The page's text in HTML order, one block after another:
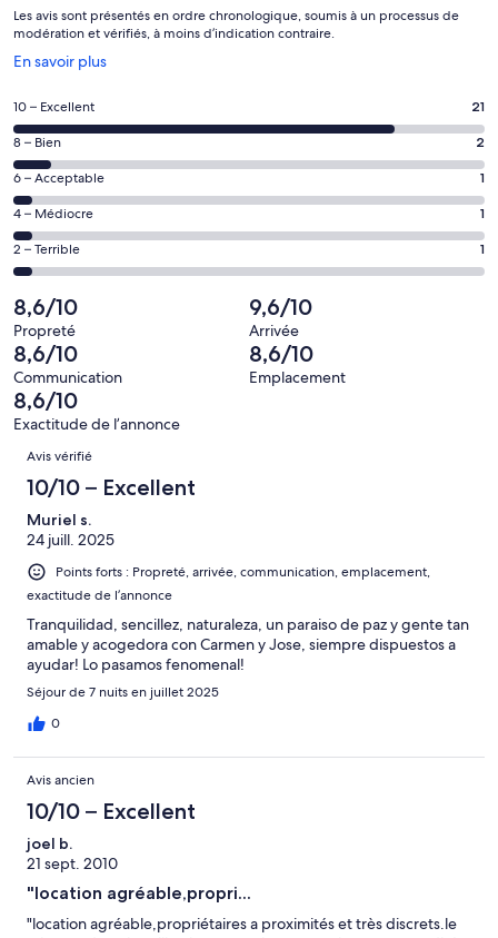
Les avis sont présentés en ordre chronologique, soumis à un processus de
modération et vérifiés, à moins d’indication contraire.
En savoir plus
S’ouvre
une
nouvelle
fenêtre
Note
de 10
–
Excellent,
d’après
21 avis
sur 26.
10 – Excellent 21
Note
de 8
–
Bien,
d’après
2 avis
8 – Bien 2
Note
de 6
–
Acceptable,
d’après
1 avis
sur 26.
6 – Acceptable 1
Note
de 4
–
d’après
1 avis
sur 26.
4 – Médiocre 1
Note
de 2
–
Terrible,
d’après
1 avis
sur 26.
2 – Terrible 1
8,6/10
Propreté
9,6/10
Arrivée
8,6/10
Communication
8,6/10
Emplacement
8,6/10
Exactitude de l’annonce
Avis
Avis vérifié
10/10 – Excellent
Muriel s.
24 juill. 2025
Points forts : Propreté, arrivée, communication, emplacement,
exactitude de l’annonce
Tranquilidad, sencillez, naturaleza, un paraiso de paz y gente tan
amable y acogedora con Carmen y Jose, siempre dispuestos a
ayudar! Lo pasamos fenomenal!
Séjour de 7 nuits en juillet 2025
0
Avis ancien
10/10 – Excellent
joel b.
21 sept. 2010
"location agréable,propri...
"location agréable,propriétaires a proximités et très discrets.le